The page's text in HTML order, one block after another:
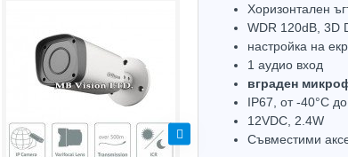
Hot
Хоризонтален
WDR 120dB, 3D
настройка на
1 аудио вход
вграден
IP67, oт -40°С
12VDC, 2.4W
Съвместими